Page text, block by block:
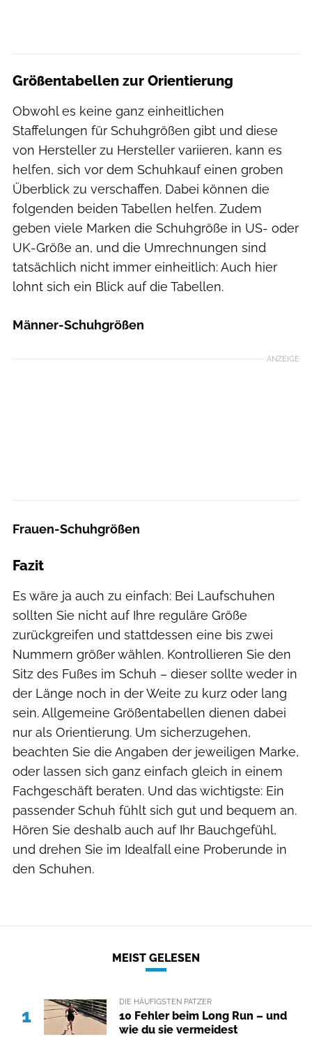
Größentabellen zur Orientierung
Obwohl es keine ganz einheitlichen
Staffelungen für Schuhgrößen gibt und diese
von Hersteller zu Hersteller variieren, kann es
helfen, sich vor dem Schuhkauf einen groben
Überblick zu verschaffen. Dabei können die
folgenden beiden Tabellen helfen. Zudem
geben viele Marken die Schuhgröße in US- oder
UK-Größe an, und die Umrechnungen sind
tatsächlich nicht immer einheitlich: Auch hier
lohnt sich ein Blick auf die Tabellen.
Männer-Schuhgrößen
ANZEIGE
Frauen-Schuhgrößen
Fazit
Es wäre ja auch zu einfach: Bei Laufschuhen
sollten Sie nicht auf Ihre reguläre Größe
zurückgreifen und stattdessen eine bis zwei
Nummern größer wählen. Kontrollieren Sie den
Sitz des Fußes im Schuh – dieser sollte weder in
der Länge noch in der Weite zu kurz oder lang
sein. Allgemeine Größentabellen dienen dabei
nur als Orientierung. Um sicherzugehen,
beachten Sie die Angaben der jeweiligen Marke,
oder lassen sich ganz einfach gleich in einem
Fachgeschäft beraten. Und das wichtigste: Ein
passender Schuh fühlt sich gut und bequem an.
Hören Sie deshalb auch auf Ihr Bauchgefühl,
und drehen Sie im Idealfall eine Proberunde in
den Schuhen.
MEIST GELESEN
1
DIE HÄUFIGSTEN PATZER
10 Fehler beim Long Run – und
wie du sie vermeidest